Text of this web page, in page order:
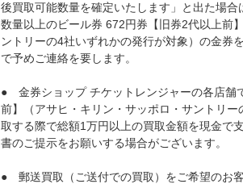
後買取可能数量を確定いたします」と出た場
数量以上のビール券 672円券【旧券2代以上前
ントリーの4社いずれかの発行が対象）の金券
で予めご連絡を要します。
● 金券ショップ チケットレンジャーの各店舗
前】（アサヒ・キリン・サッポロ・サントリ
取する際で総額1万円以上の買取金額を現金で
書のご提示をお願いする場合がございます。
● 郵送買取（ご送付での買取）をご希望のお